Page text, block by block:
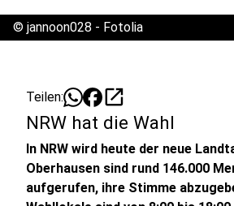
© jannoon028 - Fotolia
Teilen: open_in_new
NRW hat die Wahl
In NRW wird heute der neue
Oberhausen sind rund 146.000
aufgerufen, ihre Stimme